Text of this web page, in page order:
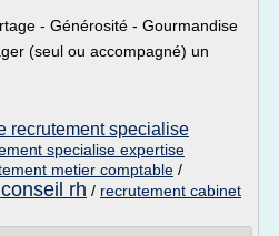
- Générosité - Gourmandise
(seul ou accompagné) un
recrutement specialise
specialise expertise
metier comptable /
rh / recrutement cabinet